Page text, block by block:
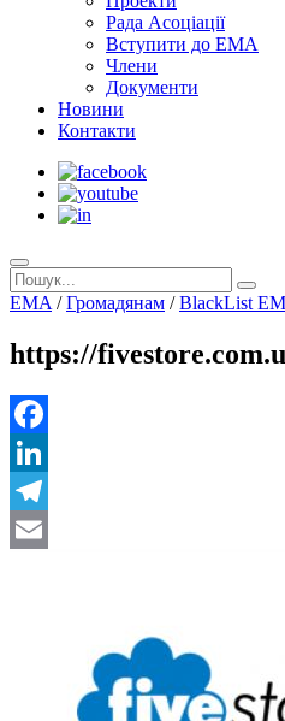
Рада Асоціації
Вступити до ЕМА
Члени
Документи
Новини
Контакти
EMA /Громадянам /BlackList
https://
Facebook
LinkedIn
Telegram